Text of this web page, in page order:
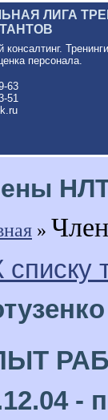
ЛИГА
консалтинг.
персонала.
63
51
»
списку
-